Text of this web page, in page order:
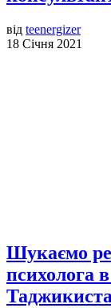
від teenergizer
18 Січня 2021
Шукаємо
психолога